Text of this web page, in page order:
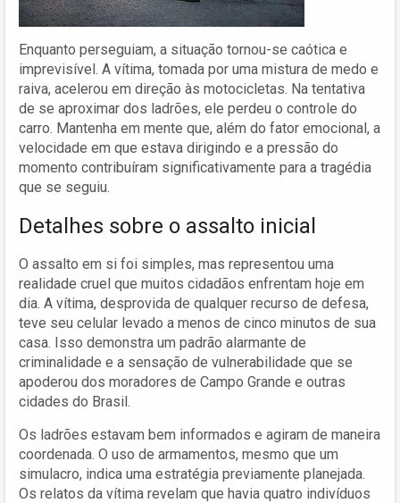
Enquanto perseguiam, a situação tornou-se caótica e
imprevisível. A vítima, tomada por uma mistura de medo e
raiva, acelerou em direção às motocicletas. Na tentativa
de se aproximar dos ladrões, ele perdeu o controle do
carro. Mantenha em mente que, além do fator emocional, a
velocidade em que estava dirigindo e a pressão do
momento contribuíram significativamente para a tragédia
que se seguiu.
Detalhes sobre o assalto inicial
O assalto em si foi simples, mas representou uma
realidade cruel que muitos cidadãos enfrentam hoje em
dia. A vítima, desprovida de qualquer recurso de defesa,
teve seu celular levado a menos de cinco minutos de sua
casa. Isso demonstra um padrão alarmante de
criminalidade e a sensação de vulnerabilidade que se
apoderou dos moradores de Campo Grande e outras
cidades do Brasil.
Os ladrões estavam bem informados e agiram de maneira
coordenada. O uso de armamentos, mesmo que um
simulacro, indica uma estratégia previamente planejada.
Os relatos da vítima revelam que havia quatro indivíduos